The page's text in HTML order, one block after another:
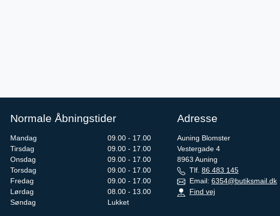
Normale Åbningstider
Mandag
09.00 - 17.00
Tirsdag
09.00 - 17.00
Onsdag
09.00 - 17.00
Torsdag
09.00 - 17.00
Fredag
09.00 - 17.00
Lørdag
08.00 - 13.00
Søndag
Lukket
Adresse
Auning Blomster
Vestergade 4
8963 Auning
Tlf. 86 483 145
Email: 6354@butiksmail.dk
Find vej